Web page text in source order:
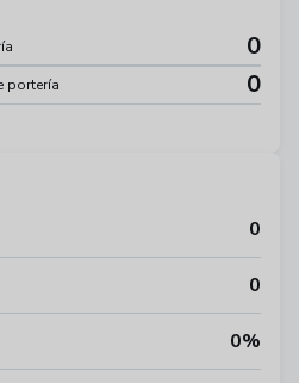
0
portería 0
0
0
0%